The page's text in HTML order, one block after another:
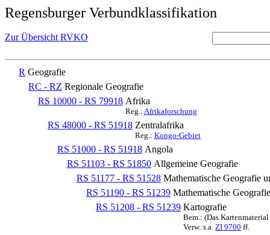
Regensburger Verbundklassifikation
Zur Übersicht RVKO
R Geografie
RC - RZ Regionale Geografie
RS 10000 - RS 79918 Afrika
Reg.: Afrikaforschung
RS 48000 - RS 51918 Zentralafrika
Reg.: Kongo-Gebiet
RS 51000 - RS 51918 Angola
RS 51103 - RS 51850 Allgemeine Geografie
RS 51177 - RS 51528 Mathematische Geografie
RS 51190 - RS 51239 Mathematische
RS 51208 - RS 51239 Kartografie
Bem.: (Das
Verw.:s.a. ZI 9700 ff.